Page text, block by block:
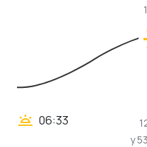
wb_twilight 06:33
y